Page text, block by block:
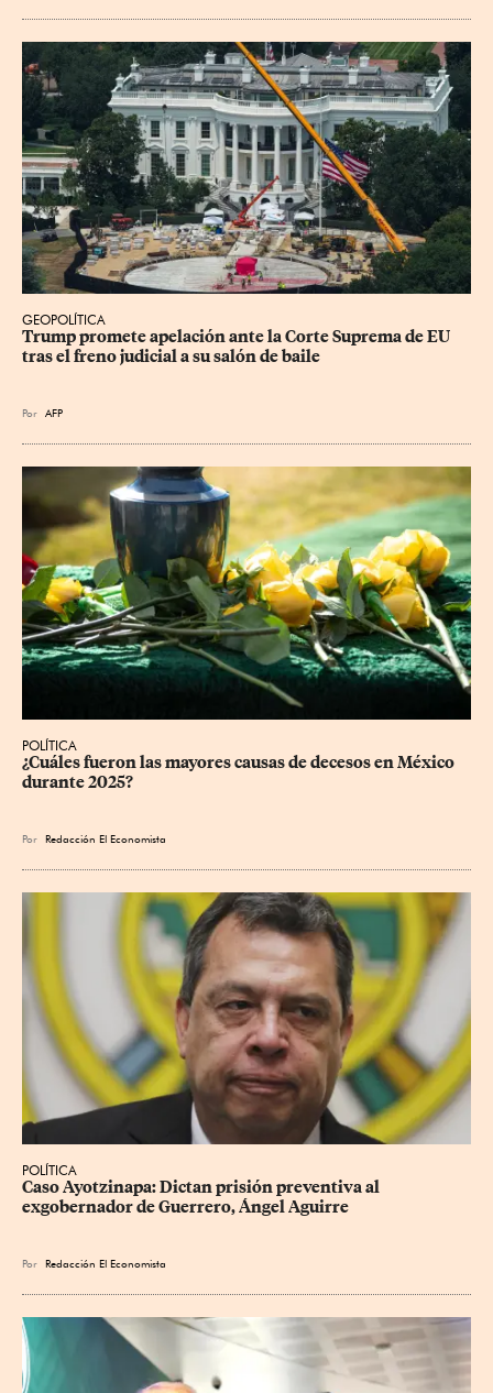
GEOPOLÍTICA
Trump promete apelación ante la Corte Suprema de EU
tras el freno judicial a su salón de baile
Por AFP
POLÍTICA
¿Cuáles fueron las mayores causas de decesos en México
durante 2025?
Por Redacción El Economista
POLÍTICA
Caso Ayotzinapa: Dictan prisión preventiva al
exgobernador de Guerrero, Ángel Aguirre
Por Redacción El Economista